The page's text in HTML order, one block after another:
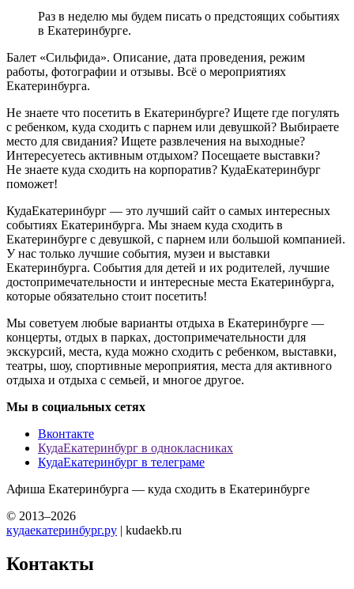
Раз в неделю мы будем писать о предстоящих событиях
в Екатеринбурге.
Балет «Сильфида». Описание, дата проведения, режим
работы, фотографии и отзывы. Всё о мероприятиях
Екатеринбурга.
Не знаете что посетить в Екатеринбурге? Ищете где погулять
с ребенком, куда сходить с парнем или девушкой? Выбираете
место для свидания? Ищете развлечения на выходные?
Интересуетесь активным отдыхом? Посещаете выставки?
Не знаете куда сходить на корпоратив? КудаЕкатеринбург
поможет!
КудаЕкатеринбург — это лучший сайт о самых интересных
событиях Екатеринбурга. Мы знаем куда сходить в
Екатеринбурге с девушкой, с парнем или большой компанией.
У нас только лучшие события, музеи и выставки
Екатеринбурга. События для детей и их родителей, лучшие
достопримечательности и интересные места Екатеринбурга,
которые обязательно стоит посетить!
Мы советуем любые варианты отдыха в Екатеринбурге —
концерты, отдых в парках, достопримечательности для
экскурсий, места, куда можно сходить с ребенком, выставки,
театры, шоу, спортивные мероприятия, места для активного
отдыха и отдыха с семьей, и многое другое.
Мы в социальных сетях
Вконтакте
КудаЕкатеринбург в однокласниках
КудаЕкатеринбург в телеграме
Афиша Екатеринбурга — куда сходить в Екатеринбурге
© 2013–2026
кудаекатеринбург.ру | kudaekb.ru
Контакты